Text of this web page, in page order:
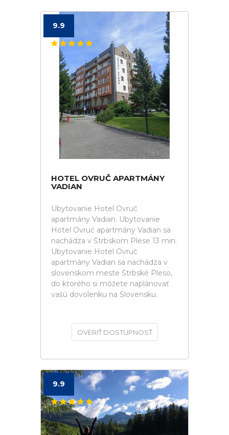
9.9
HOTEL OVRUČ APARTMÁNY
VADIAN
Ubytovanie Hotel Ovruč
apartmány Vadian. Ubytovanie
Hotel Ovruč apartmány Vadian sa
nachádza v Štrbskom Plese 13 min.
Ubytovanie Hotel Ovruč
apartmány Vadian sa nachádza v
slovenskom meste Štrbské Pleso,
do ktorého si môžete naplánovať
vašú dovolenku na Slovensku.
OVERIŤ DOSTUPNOSŤ
9.9